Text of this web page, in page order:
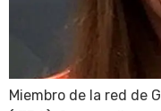
Miembro de la red de